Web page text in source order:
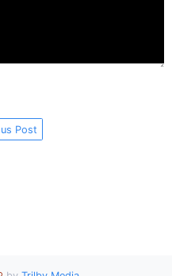
Post